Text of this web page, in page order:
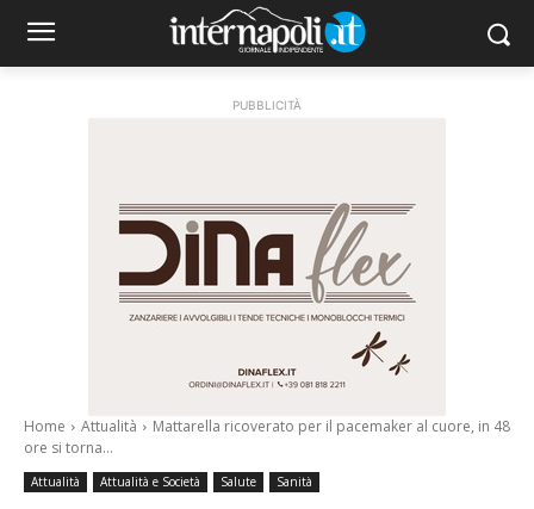
PUBBLICITÀ
Home Attualità
Mattarella ricoverato per il pacemaker al cuore, in 48
ore si torna...
Attualità Attualità e Società Salute Sanità